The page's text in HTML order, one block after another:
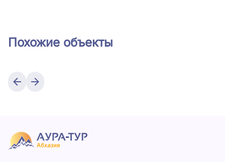
Похожие объекты